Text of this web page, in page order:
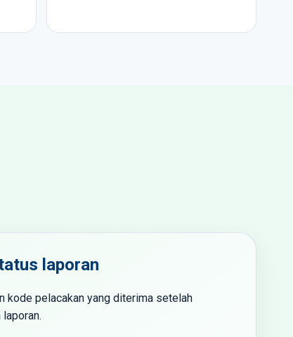
laporan
kode pelacakan yang diterima setelah